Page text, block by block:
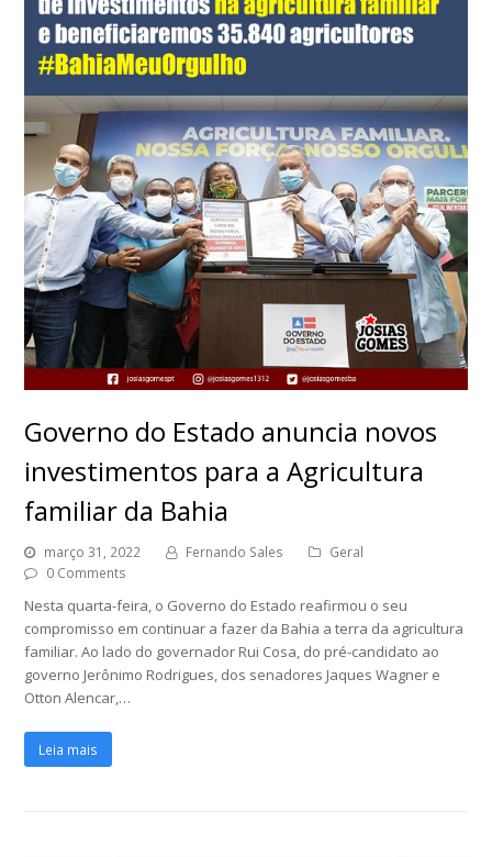
Governo do Estado anuncia novos
investimentos para a Agricultura
familiar da Bahia
março 31, 2022 Fernando Sales
Geral
0 Comments
Nesta quarta-feira, o Governo do Estado reafirmou o seu
compromisso em continuar a fazer da Bahia a terra da agricultura
familiar. Ao lado do governador Rui Cosa, do pré-candidato ao
governo Jerônimo Rodrigues, dos senadores Jaques Wagner e
Otton Alencar,…
Leia mais